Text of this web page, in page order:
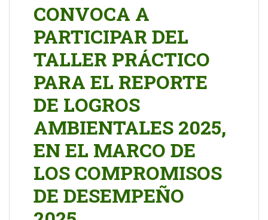
CONVOCA A
PARTICIPAR DEL
TALLER PRÁCTICO
PARA EL REPORTE
DE LOGROS
AMBIENTALES 2025,
EN EL MARCO DE
LOS COMPROMISOS
DE DESEMPEÑO